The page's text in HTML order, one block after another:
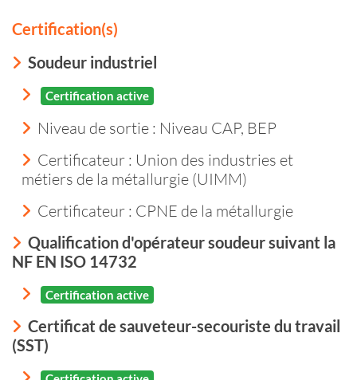
Certification(s)
Soudeur industriel
Certification active
Niveau de sortie : Niveau CAP, BEP
Certificateur : Union des industries et
métiers de la métallurgie (UIMM)
Certificateur : CPNE de la métallurgie
Qualification d'opérateur soudeur suivant la
NF EN ISO 14732
Certification active
Certificat de sauveteur-secouriste du travail
(SST)